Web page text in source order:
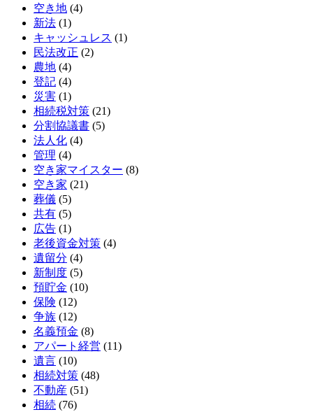
空き地 (4)
新法 (1)
キャッシュレス (1)
民法改正 (2)
農地 (4)
登記 (4)
災害 (1)
相続税対策 (21)
分割協議書 (5)
法人化 (4)
管理 (4)
空き家マイスター (8)
空き家 (21)
葬儀 (5)
共有 (5)
広告 (1)
老後資金対策 (4)
遺留分 (4)
新制度 (5)
預貯金 (10)
保険 (12)
争族 (12)
名義預金 (8)
アパート経営 (11)
遺言 (10)
相続対策 (48)
不動産 (51)
相続 (76)